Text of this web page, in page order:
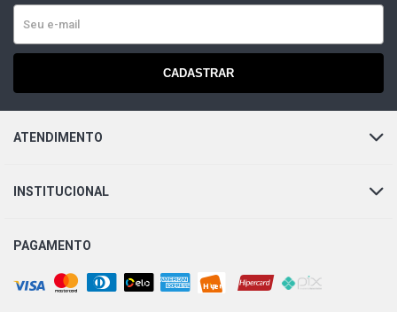
CADASTRAR
ATENDIMENTO
INSTITUCIONAL
PAGAMENTO